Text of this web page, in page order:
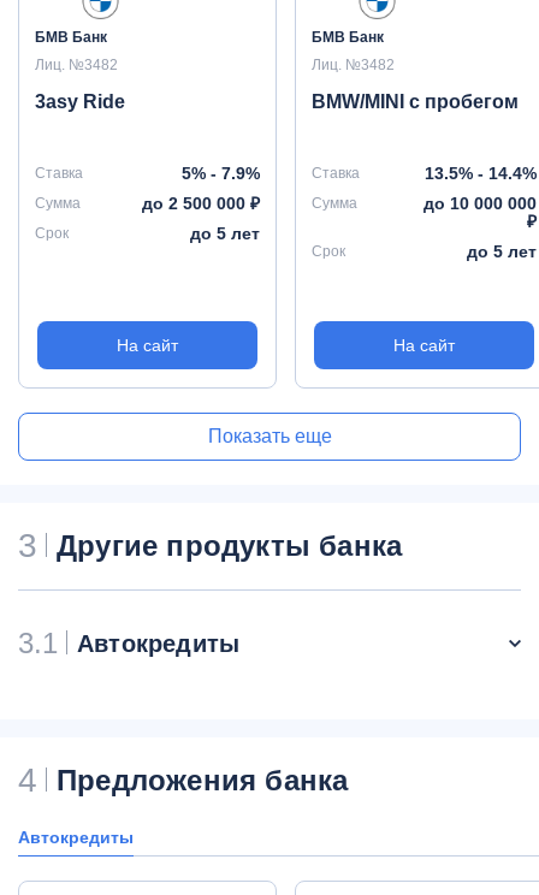
БМВ Банк
Лиц. №3482
3asy Ride
Ставка 5% - 7.9%
Сумма до 2 500 000 ₽
Срок до 5 лет
На сайт
БМВ Банк
Лиц. №3482
BMW/MINI с пробегом
Ставка 13.5% - 14.4%
Сумма
до 10 000 000
₽
Срок до 5 лет
На сайт
Показать еще
3 Другие продукты банка
3.1 Автокредиты
4 Предложения банка
Автокредиты